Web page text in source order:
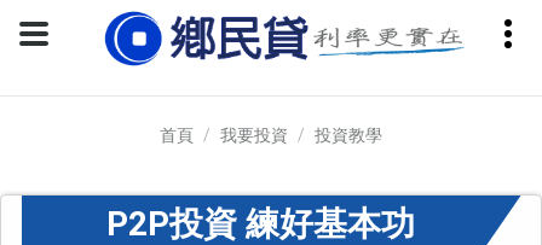
首頁 我要投資 投資教學
P2P投資 練好基本功